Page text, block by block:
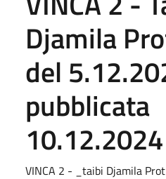
Djamila
del
pubblicata
10.12.2024
VINCA 2 - _taibi Djamila